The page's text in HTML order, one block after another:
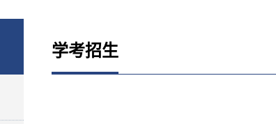
学考招生